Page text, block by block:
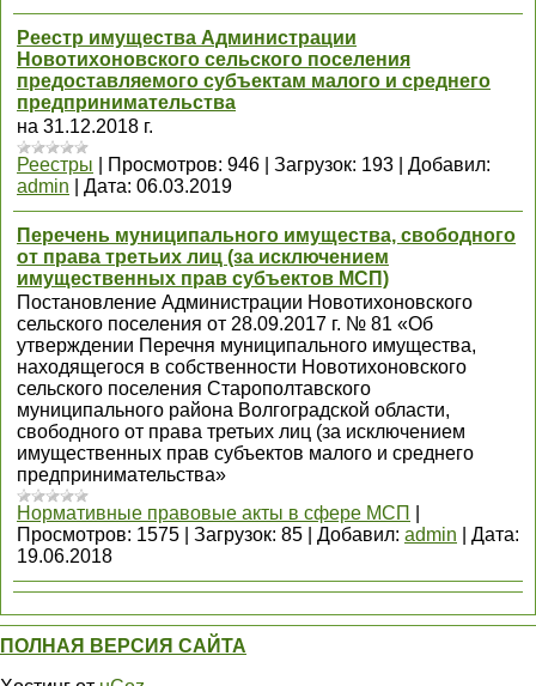
Реестр имущества Администрации
Новотихоновского сельского поселения
предоставляемого субъектам малого и среднего
предпринимательства
на 31.12.2018 г.
Реестры
Просмотров: 946 Загрузок: 193
Добавил:
admin
Дата: 06.03.2019
Перечень муниципального имущества, свободного
от права третьих лиц (за исключением
имущественных прав субъектов МСП)
Постановление Администрации Новотихоновского
сельского поселения от 28.09.2017 г. № 81 «Об
утверждении Перечня муниципального имущества,
находящегося в собственности Новотихоновского
сельского поселения Старополтавского
муниципального района Волгоградской области,
свободного от права третьих лиц (за исключением
имущественных прав субъектов малого и среднего
предпринимательства»
Нормативные правовые акты в сфере МСП
Просмотров: 1575 Загрузок: 85 Добавил: admin
Дата:
19.06.2018
ПОЛНАЯ ВЕРСИЯ САЙТА